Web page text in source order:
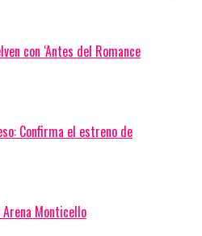
con ‘Antes del Romance
Confirma el estreno de
Monticello